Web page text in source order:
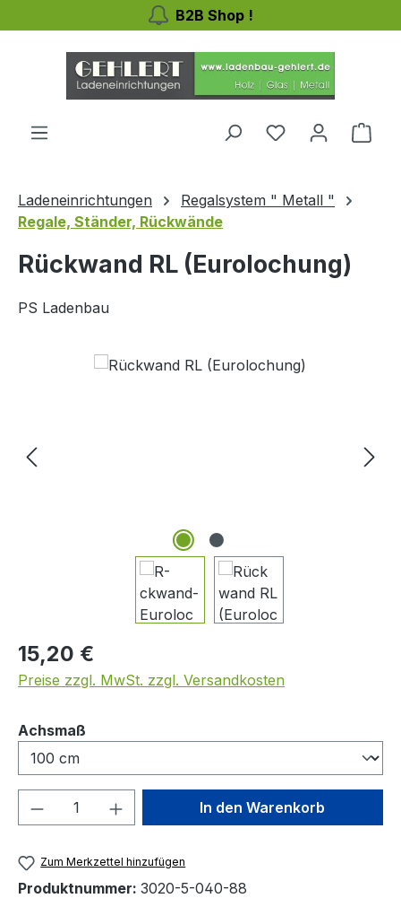
Zum Hauptinhalt springenB2B Shop !
Du hast 0
Ladeneinrichtungen
Regalsystem " Metall "
Regale, Ständer, Rückwände
Rückwand RL (Eurolochung)
PS Ladenbau
Regulärer Preis:
15,20 €
Preise zzgl. MwSt. zzgl. Versandkosten
Achsmaß
Produkt Anzahl: Gib denIn den Warenkorb
Zum Merkzettel hinzufügen
Produktnummer: 3020-5-040-88